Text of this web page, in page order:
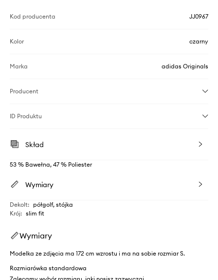
Kod producenta JJ0967
Kolor czarny
Marka adidas Originals
Producent
ID Produktu
Skład
53 % Bawełna, 47 % Poliester
Wymiary
Dekolt: półgolf, stójka
Krój: slim fit
Wymiary
Modelka ze zdjęcia ma 172 cm wzrostu i ma na sobie rozmiar S.
Rozmiarówka standardowa